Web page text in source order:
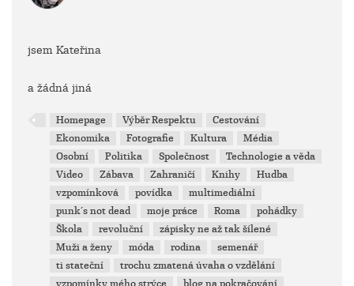
jsem Kateřina
a žádná jiná
Homepage Výběr Respektu
Cestování
Ekonomika
Fotografie Kultura
Média
Osobní
Politika Společnost
Technologie a věda
Video
Zábava Zahraničí Knihy
Hudba
vzpomínková
povídka
multimediální
punk´s not dead
moje práce Roma
pohádky
Škola
revoluční
zápisky ne až tak šílené
Muži a ženy
móda rodina
semenář
ti stateční
trochu zmatená úvaha o vzdělání